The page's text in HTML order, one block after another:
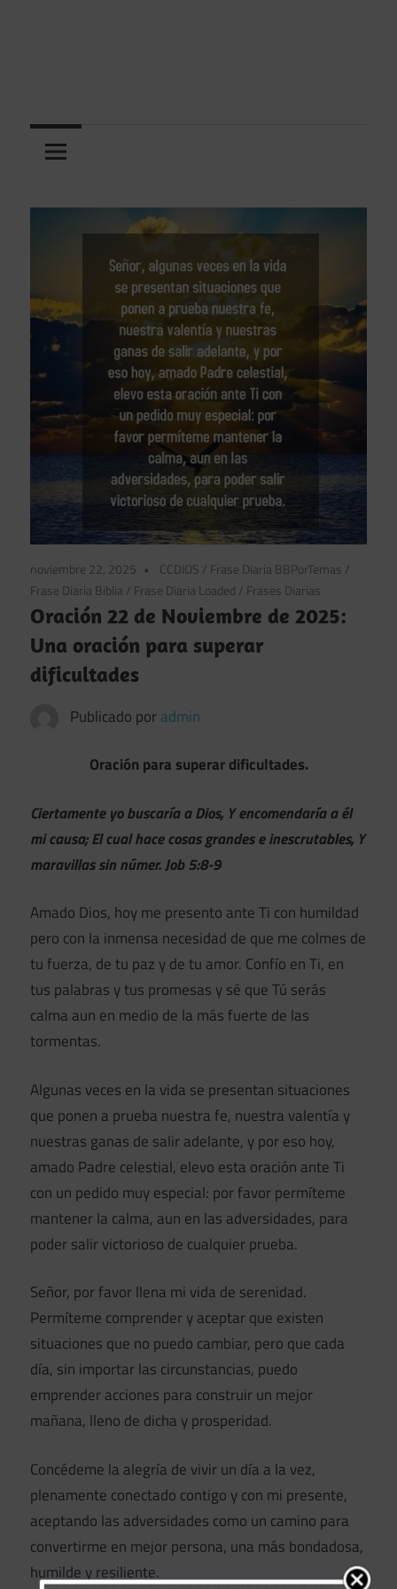
noviembre 22, 2025 CCDIOS / Frase Diaria BBPorTemas /
Frase Diaria Biblia / Frase Diaria Loaded / Frases Diarias
Oración 22 de Noviembre de 2025:
Una oración para superar
dificultades
Publicado por admin
Oración para superar dificultades.
Ciertamente yo buscaría a Dios, Y encomendaría a él
mi causa; El cual hace cosas grandes e inescrutables, Y
maravillas sin númer. Job 5:8-9
Amado Dios, hoy me presento ante Ti con humildad
pero con la inmensa necesidad de que me colmes de
tu fuerza, de tu paz y de tu amor. Confío en Ti, en
tus palabras y tus promesas y sé que Tú serás
calma aun en medio de la más fuerte de las
tormentas.
Algunas veces en la vida se presentan situaciones
que ponen a prueba nuestra fe, nuestra valentía y
nuestras ganas de salir adelante, y por eso hoy,
amado Padre celestial, elevo esta oración ante Ti
con un pedido muy especial: por favor permíteme
mantener la calma, aun en las adversidades, para
poder salir victorioso de cualquier prueba.
Señor, por favor llena mi vida de serenidad.
Permíteme comprender y aceptar que existen
situaciones que no puedo cambiar, pero que cada
día, sin importar las circunstancias, puedo
emprender acciones para construir un mejor
mañana, lleno de dicha y prosperidad.
Concédeme la alegría de vivir un día a la vez,
plenamente conectado contigo y con mi presente,
aceptando las adversidades como un camino para
convertirme en mejor persona, una más bondadosa,
humilde y resiliente.